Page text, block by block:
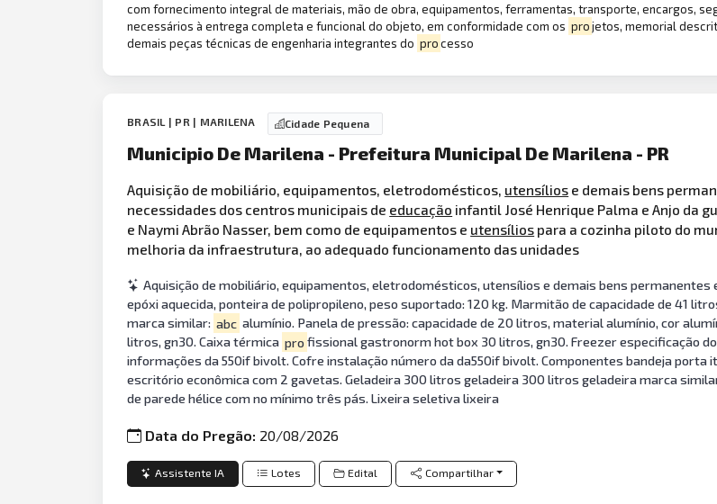
com fornecimento integral de materiais, mão de obra, equipamentos, ferramentas, transporte, encargos,
necessários à entrega completa e funcional do objeto, em conformidade com os projetos, memorial
demais peças técnicas de engenharia integrantes do processo
BRASIL | PR | MARILENA Cidade Pequena
Municipio De Marilena - Prefeitura Municipal De Marilena - PR
Aquisição de mobiliário, equipamentos, eletrodomésticos, utensílios e demais bens
necessidades dos centros municipais de educação infantil José Henrique Palma e Anjo da
e Naymi Abrão Nasser, bem como de equipamentos e utensílios para a cozinha piloto do
melhoria da infraestrutura, ao adequado funcionamento das unidades
Aquisição de mobiliário, equipamentos, eletrodomésticos, utensílios e demais bens permanentes
epóxi aquecida, ponteira de polipropileno, peso suportado: 120 kg. Marmitão de capacidade de 41
marca similar: abc alumínio. Panela de pressão: capacidade de 20 litros, material alumínio, cor
litros, gn30. Caixa térmica pro fissional gastronorm hot box 30 litros, gn30. Freezer especificação do
informações da 550if bivolt. Cofre instalação número da da550if bivolt. Componentes bandeja
escritório econômica com 2 gavetas. Geladeira 300 litros geladeira 300 litros geladeira marca
de parede hélice com no mínimo três pás. Lixeira seletiva lixeira
Data do Pregão: 20/08/2026
Assistente IA Lotes Edital Compartilhar